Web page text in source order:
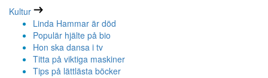
Kultur
Linda Hammar är död
Populär hjälte på bio
Hon ska dansa i tv
Titta på viktiga maskiner
Tips på lättlästa böcker